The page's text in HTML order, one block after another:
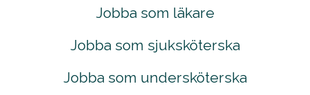
Jobba som läkare
Jobba som sjuksköterska
Jobba som undersköterska